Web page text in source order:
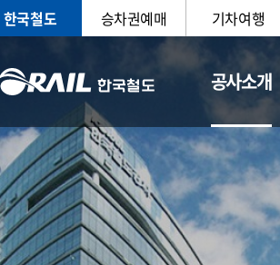
한국철도 승차권예매 기차여행
공사소개
CEO 일반현황